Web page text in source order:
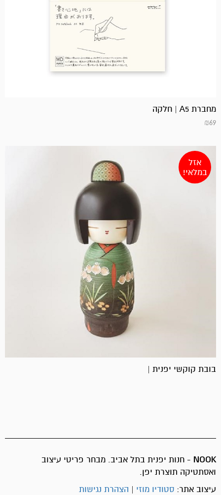
מחברת A5 | חלקה
₪69
אזל
במלאי!
בובת קוקשי יפנית |
NOOK - חנות יפנית בתל אביב. מבחר פריטי עיצוב
ואסתטיקה תוצרת יפן.
עיצוב אתר: סטודיו מוזי | הצהרת נגישות